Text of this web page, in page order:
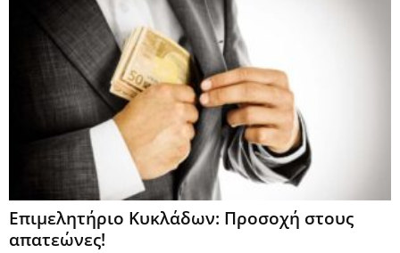
Επιμελητήριο Κυκλάδων: Προσοχή στους
απατεώνες!